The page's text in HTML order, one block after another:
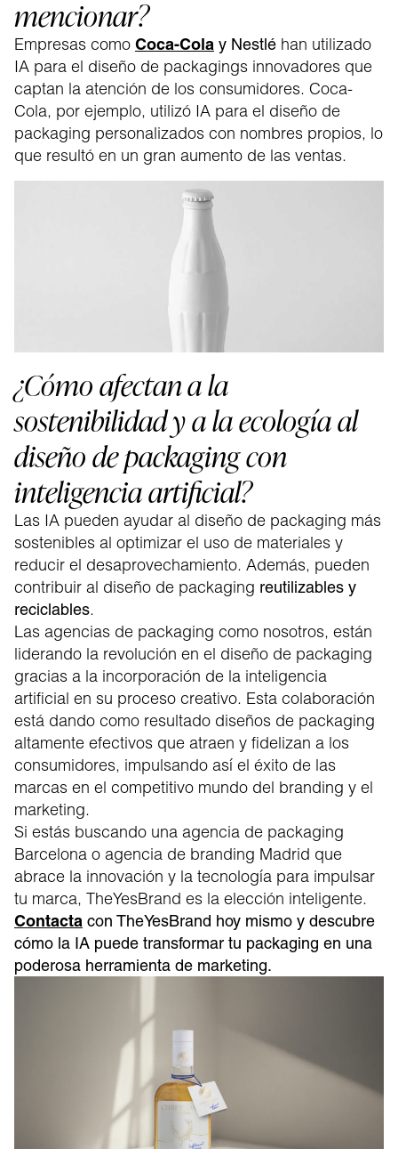
mencionar?
Empresas como Coca-Cola y Nestlé han utilizado
IA para el diseño de packagings innovadores que
captan la atención de los consumidores. Coca-
Cola, por ejemplo, utilizó IA para el diseño de
packaging personalizados con nombres propios, lo
que resultó en un gran aumento de las ventas.
¿Cómo afectan a la
sostenibilidad y a la ecología al
diseño de packaging con
inteligencia artificial?
Las IA pueden ayudar al diseño de packaging más
sostenibles al optimizar el uso de materiales y
reducir el desaprovechamiento. Además, pueden
contribuir al diseño de packaging reutilizables y
reciclables.
Las agencias de packaging como nosotros, están
liderando la revolución en el diseño de packaging
gracias a la incorporación de la inteligencia
artificial en su proceso creativo. Esta colaboración
está dando como resultado diseños de packaging
altamente efectivos que atraen y fidelizan a los
consumidores, impulsando así el éxito de las
marcas en el competitivo mundo del branding y el
marketing.
Si estás buscando una agencia de packaging
Barcelona o agencia de branding Madrid que
abrace la innovación y la tecnología para impulsar
tu marca, TheYesBrand es la elección inteligente.
Contacta con TheYesBrand hoy mismo y descubre
cómo la IA puede transformar tu packaging en una
poderosa herramienta de marketing.